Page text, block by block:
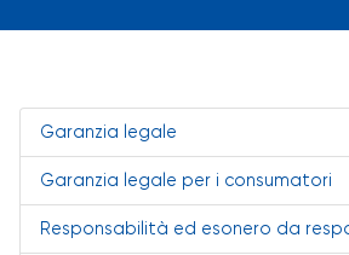
Garanzia legale
Garanzia legale per i consumatori
Responsabilità ed esonero da